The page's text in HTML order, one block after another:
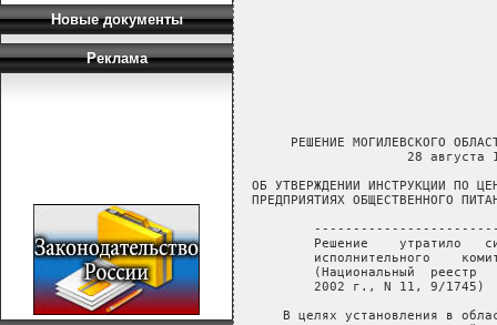
Новые документы
Реклама
РЕШЕНИЕ МОГИЛЕВСКОГО ОБЛАСТНОГО ИСПОЛНИТЕЛЬНОГО КОМИТЕТА
                     28 августа 1997 г. № 11-32

 ОБ УТВЕРЖДЕНИИ ИНСТРУКЦИИ ПО ЦЕНООБРАЗОВАНИЮ В
 ПРЕДПРИЯТИЯХ ОБЩЕСТВЕННОГО ПИТАНИЯ МОГИЛЕВСКОЙ ОБЛАСТИ

         -----------------------------------------------------------
         Решение    утратило   силу решением Могилевского областного
         исполнительного    комитета   от  29 ноября 2001 г. N 25-27
         (Национальный  реестр   правовых актов Республики Беларусь,
         2002 г., N 11, 9/1745) 

     В целях установления в области единого порядка формирования цен
на    продукцию    предприятий   общественного   питания   областной
исполнительный комитет решил:

     1. Утвердить  Инструкцию  по  ценообразованию  в   предприятиях
общественного питания Могилевской области.

     2. Поручить    комитету    экономики   и   рыночных   отношений
облисполкома  (Жук  Н.Н.)  при  необходимости  вносить  изменения  и
дополнения в данную Инструкцию.

 Председатель                                             А.КУЛИЧКОВ

 Управляющий делами                                            Т.КОТ

                                          УТВЕРЖДЕНО
                                          Решение Могилевского
                                          областного исполнительного
                                          комитета
                                          28.08.1997 № 11-32

                             ИНСТРУКЦИЯ
          по  ценообразованию в предприятиях общественного
            питания Могилевской области (с изменениями и
         дополнениями по состоянию на 1 августа 1997 года)

                         I. Общие положения

     1. Порядок ценообразования,  изложенный в настоящей Инструкции,
распространяется   на   все   предприятия   общественного   питания,
расположенные на  территории  области,  за  исключением  предприятий
потребительской кооперации.

     2. В  соответствии с Положением о порядке отнесения ресторанов,
кафе,  баров  и   других   предприятий   общественного   питания   к
предприятиям   соответствующих  категорий  по  уровню  обслуживания,
утвержденным приказом Министерства торговли Республики  Беларусь  от
25  июля  1991  г.    №  45,  предприятия  общественного  питания  в
зависимости     от     типа,     места     расположения,     степени
материально-технической   оснащенности   и   объема  предоставляемых
потребителю услуг подразделяется  в  области  на  четыре  категории:
высшую, первую, вторую и третью.

 ---------------------------------------T---------------------------
 Тип предприятия                        ¦       Категория
                                        +------T------T------T------
                                        ¦высшая¦первая¦вторая¦третья
 ---------------------------------------+------+------+------+------

 1. Ресторан                               х      х     х *)   -

 2. Кафе, в т.ч. специализированное        х      х     х      х **)

 3. Бар, в т.ч. специализированный         х      х     х      х **)

 4. Закусочная, в т.ч.
 специализированная                        -      х     х      х **)

 5. Столовая общедоступная                 -      -     х      -

 6. Столовые при промышленных
 предприятиях, стройках, транспортных
 предприятиях, учреждениях и учебных
 заведениях                                -      -     -      х

 7. Буфет                                  -      х     х      х

 8. Кафетерий                              -      -     х      х

 __________________________
     *) - вечерние рестораны, работающие на базе столовых;
     **) -   бары,   кафе,    закусочные    -    организуемые    при
производственном предприятии,  учреждении, высшем учебном заведении,
получающие   от   последних   безвозмездно   установленные   услуги,
относящиеся к III категории.

     3. Отнесение     предприятий     общественного     питания    к
соответствующим категориям производится:
     к высшей   категории   по  результатам  аттестации  предприятия
комиссией по уровню обслуживания - Министерством торговли Республики
Беларусь;
     к первой категории -  органами  государственного  регулирования
торговлей и общественного питания облисполкома;
     ко второй категории - органами  государственного  регулирования
торговлей и общественного питания горисполкомов (райисполкомов);
     к третьей категории -  организациями,  предприятиями,  фирмами,
комбинатами и объединениями общественного питания,  предприятиями, в
составе которых находятся объекты  общественного  питания  по  месту
учебы и работы населения.
     Регулирование уровня наценок предприятий общественного  питания
всех  форм  собственности на собственную продукцию и покупные товары
осуществляется   облисполкомом   в    соответствии    установленному
Министерством   торговли  и  Комитетом  цен  Министерства  экономики
Республики Беларусь предельному уровню наценок по категориям.
     Предприятие общественного   питания  должно  иметь  документ  о
присвоенной категории.

                II. Цены на продукты, поступающие в
                 предприятия